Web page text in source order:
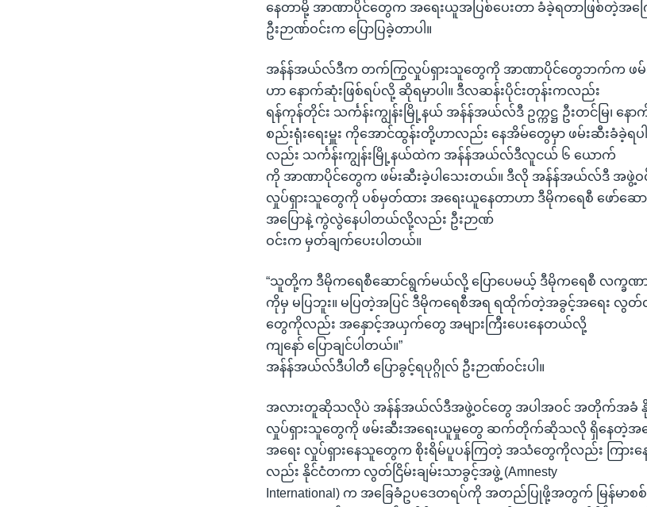
နေတာမို့ အာဏာပိုင်တွေက အရေးယူအပြစ်ပေးတာ ခံခဲ့ရတာဖြစ်တဲ့အကြ
ဦးဉာဏ်ဝင်းက ပြောပြခဲ့တာပါ။
အန်န်အယ်လ်ဒီက တက်ကြွလှုပ်ရှားသူတွေကို အာဏာပိုင်တွေဘက်က ဖမ်
ဟာ နောက်ဆုံးဖြစ်ရပ်လို့ ဆိုရမှာပါ။ ဒီလဆန်းပိုင်းတုန်းကလည်း
ရန်ကုန်တိုင်း သင်္ကန်းကျွန်းမြို့နယ် အန်န်အယ်လ်ဒီ ဥက္ကဋ္ဌ ဦးတင်မြ၊ နေ
စည်းရုံးရေးမှူး ကိုအောင်ထွန်းတို့ဟာလည်း နေအိမ်တွေမှာ ဖမ်းဆီးခံခဲ့
လည်း သင်္ကန်းကျွန်းမြို့နယ်ထဲက အန်န်အယ်လ်ဒီလူငယ် ၆ ယောက်
ကို အာဏာပိုင်တွေက ဖမ်းဆီးခဲ့ပါသေးတယ်။ ဒီလို အန်န်အယ်လ်ဒီ အဖွဲ့ဝ
လှုပ်ရှားသူတွေကို ပစ်မှတ်ထား အရေးယူနေတာဟာ ဒီမိုကရေစီ ဖော်ဆေ
အပြောနဲ့ ကွဲလွဲနေပါတယ်လို့လည်း ဦးဉာဏ်
ဝင်းက မှတ်ချက်ပေးပါတယ်။
“သူတို့က ဒီမိုကရေစီဆောင်ရွက်မယ်လို့ ပြောပေမယ့် ဒီမိုကရေစီ လက္ခဏ
ကိုမှ မပြဘူး။ မပြတဲ့အပြင် ဒီမိုကရေစီအရ ရထိုက်တဲ့အခွင့်အရေး လွတ်
တွေကိုလည်း အနှောင့်အယှက်တွေ အများကြီးပေးနေတယ်လို့
ကျနော် ပြောချင်ပါတယ်။”
အန်န်အယ်လ်ဒီပါတီ ပြောခွင့်ရပုဂ္ဂိုလ် ဦးဉာဏ်ဝင်းပါ။
အလားတူဆိုသလိုပဲ အန်န်အယ်လ်ဒီအဖွဲ့ဝင်တွေ အပါအဝင် အတိုက်အခံ နို
လှုပ်ရှားသူတွေကို ဖမ်းဆီးအရေးယူမှုတွေ ဆက်တိုက်ဆိုသလို ရှိနေတဲ့အပ
အရေး လှုပ်ရှားနေသူတွေက စိုးရိမ်ပူပန်ကြတဲ့ အသံတွေကိုလည်း ကြားန
လည်း နိုင်ငံတကာ လွတ်ငြိမ်းချမ်းသာခွင့်အဖွဲ့ (Amnesty
International) က အခြေခံဥပဒေတရပ်ကို အတည်ပြုဖို့အတွက် မြန်မာစ